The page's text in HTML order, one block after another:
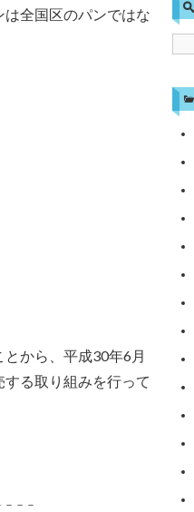
全国区のパンではな
から、平成30年6月
る取り組みを行って
－－